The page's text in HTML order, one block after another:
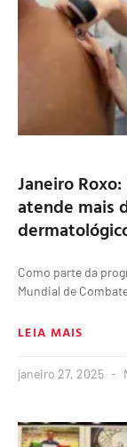
Janeiro
atende mais
Como parte da
Mundial de
LEIA MAIS
janeiro 27, 2025